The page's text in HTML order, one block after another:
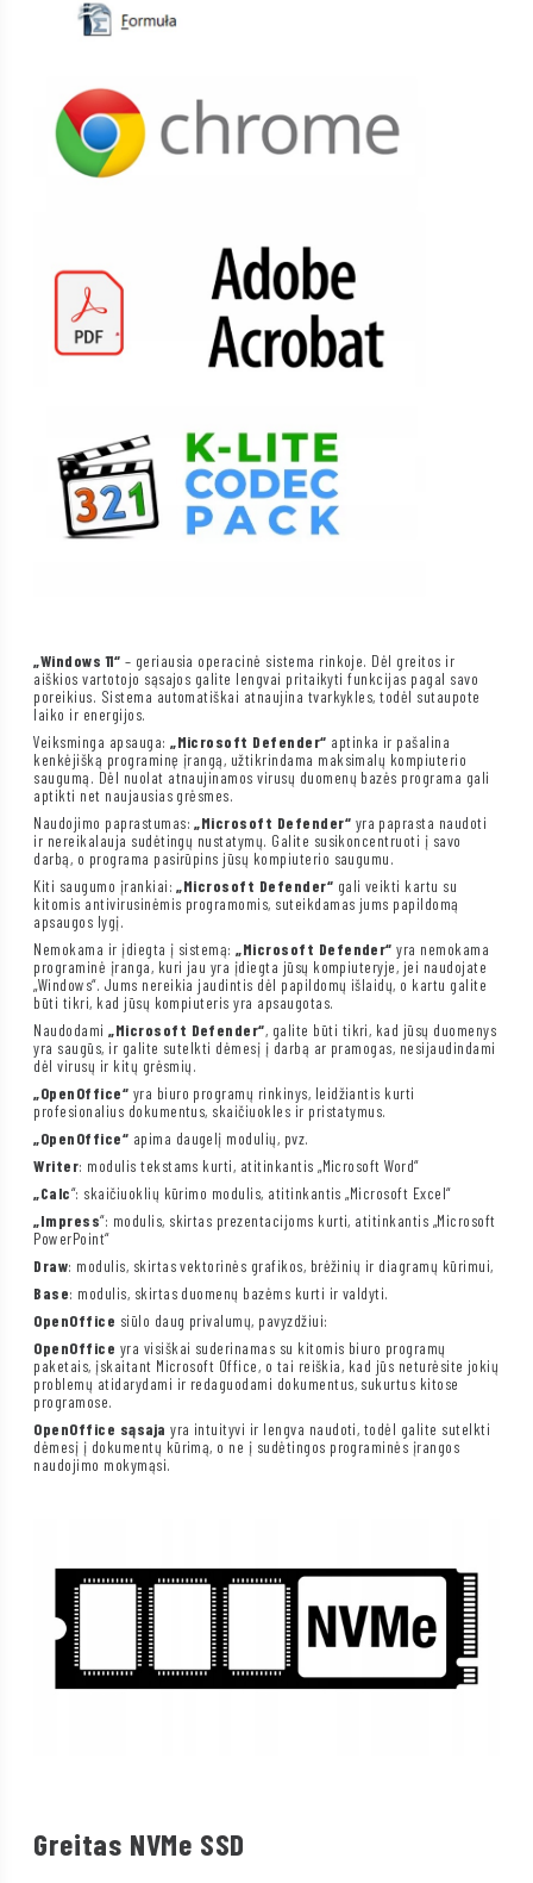
„Windows 11“ – geriausia operacinė sistema rinkoje. Dėl greitos ir
aiškios vartotojo sąsajos galite lengvai pritaikyti funkcijas pagal savo
poreikius. Sistema automatiškai atnaujina tvarkykles, todėl sutaupote
laiko ir energijos.
Veiksminga apsauga:„Microsoft Defender“ aptinka ir pašalina
kenkėjišką programinę įrangą, užtikrindama maksimalų kompiuterio
saugumą. Dėl nuolat atnaujinamos virusų duomenų bazės programa gali
aptikti net naujausias grėsmes.
Naudojimo paprastumas:„Microsoft Defender“ yra paprasta naudoti
ir nereikalauja sudėtingų nustatymų. Galite susikoncentruoti į savo
darbą, o programa pasirūpins jūsų kompiuterio saugumu.
Kiti saugumo įrankiai:„Microsoft Defender“ gali veikti kartu su
kitomis antivirusinėmis programomis, suteikdamas jums papildomą
apsaugos lygį.
Nemokama ir įdiegta į sistemą:„Microsoft Defender“ yra nemokama
programinė įranga, kuri jau yra įdiegta jūsų kompiuteryje, jei naudojate
„Windows“. Jums nereikia jaudintis dėl papildomų išlaidų, o kartu galite
būti tikri, kad jūsų kompiuteris yra apsaugotas.
Naudodami„Microsoft Defender“, galite būti tikri, kad jūsų duomenys
yra saugūs, ir galite sutelkti dėmesį į darbą ar pramogas, nesijaudindami
dėl virusų ir kitų grėsmių.
„OpenOffice“ yra biuro programų rinkinys, leidžiantis kurti
profesionalius dokumentus, skaičiuokles ir pristatymus.
„OpenOffice“ apima daugelį modulių, pvz.
Writer: modulis tekstams kurti, atitinkantis „Microsoft Word“
„Calc“: skaičiuoklių kūrimo modulis, atitinkantis „Microsoft Excel“
„Impress“: modulis, skirtas prezentacijoms kurti, atitinkantis „Microsoft
PowerPoint“
Draw: modulis, skirtas vektorinės grafikos, brėžinių ir diagramų kūrimui,
Base: modulis, skirtas duomenų bazėms kurti ir valdyti.
OpenOffice siūlo daug privalumų, pavyzdžiui:
OpenOffice yra visiškai suderinamas su kitomis biuro programų
paketais, įskaitant Microsoft Office, o tai reiškia, kad jūs neturėsite jokių
problemų atidarydami ir redaguodami dokumentus, sukurtus kitose
programose.
OpenOffice sąsaja yra intuityvi ir lengva naudoti, todėl galite sutelkti
dėmesį į dokumentų kūrimą, o ne į sudėtingos programinės įrangos
naudojimo mokymąsi.
Greitas NVMe SSD